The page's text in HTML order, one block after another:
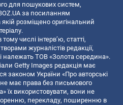
для пошукових систем,
за посиланням
якій розміщено оригінальний
числі інтерв’ю, статті,
журналістів редакції,
належать ТОВ «Золота середина».
Getty Images редакція має
законом України «Про авторські
не має права без письмового
їх використовувати, вони не
перекладу, поширенню в